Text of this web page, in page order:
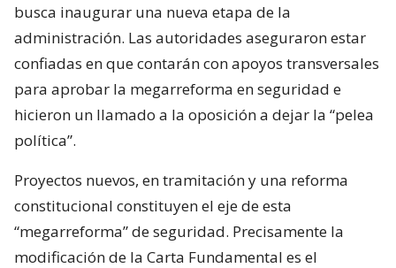
busca inaugurar una nueva etapa de la
administración. Las autoridades aseguraron estar
confiadas en que contarán con apoyos transversales
para aprobar la megarreforma en seguridad e
hicieron un llamado a la oposición a dejar la “pelea
política”.
Proyectos nuevos, en tramitación y una reforma
constitucional constituyen el eje de esta
“megarreforma” de seguridad. Precisamente la
modificación de la Carta Fundamental es el